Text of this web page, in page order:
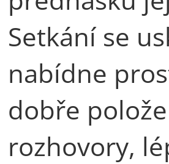
Setkání se
nabídne
dobře
rozhovory,